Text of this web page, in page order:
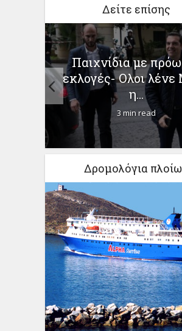
Δείτε επίσης
Παιχνίδια με
εκλογές- Oλοι λένε
η...
3 min read
Δρομολόγια